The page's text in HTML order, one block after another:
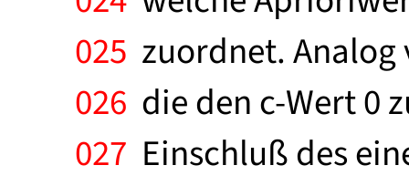
025 zuordnet.
026 die den c-Wert 0
027 Einschluß des